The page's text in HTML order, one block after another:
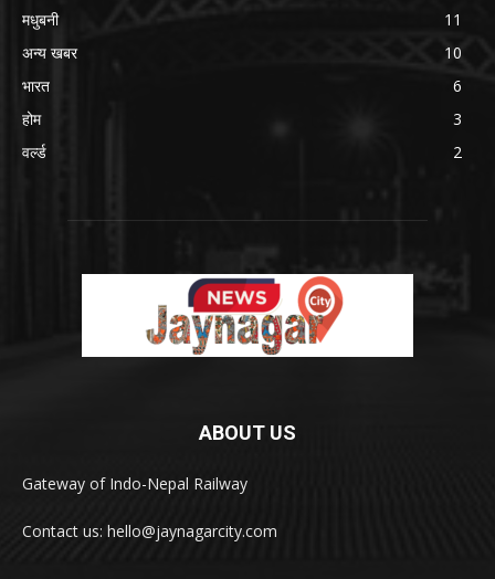
मधुबनी
11
अन्य खबर
10
भारत
6
होम
3
वर्ल्ड
2
ABOUT US
Gateway of Indo-Nepal Railway
Contact us: hello@jaynagarcity.com